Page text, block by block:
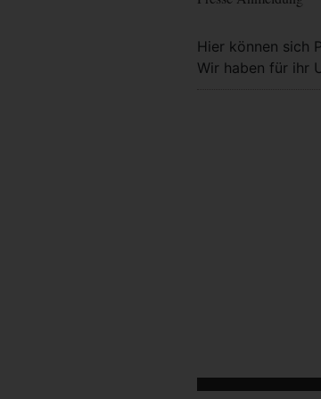
Hier können sich
Wir haben für ihr